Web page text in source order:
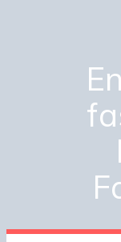
KÖPA OCH